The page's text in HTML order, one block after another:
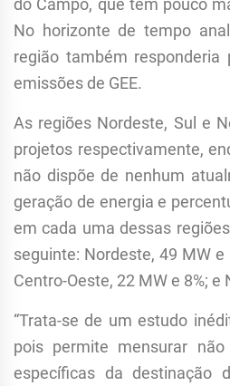
do Campo, que tem pouco
No horizonte de tempo
região também responderia
emissões de GEE.
As regiões Nordeste, Sul e
projetos respectivamente,
não dispõe de nenhum
geração de energia e
em cada uma dessas
seguinte: Nordeste, 49 MW e
Centro-Oeste, 22 MW e 8%; e
“Trata-se de um estudo
pois permite mensurar
específicas da destinação